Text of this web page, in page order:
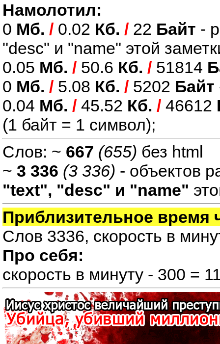
Намолотил:
0 Мб. / 0.02 Кб. / 22 Байт -
"desc" и "name" этой
0.05 Мб. / 50.6 Кб. / 51814
0 Мб. / 5.08 Кб. / 5202 Байт
0.04 Мб. / 45.52 Кб. / 46612
(1 байт = 1 символ);
Слов: ~ 667 (655) без html
~ 3 336 (3 336) - объектов
"text", "desc" и "name"
Приблизительное время
Слов 3336, скорость в
Про себя:
скорость в минуту - 300 =